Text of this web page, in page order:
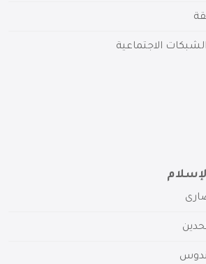
الاجتماعية